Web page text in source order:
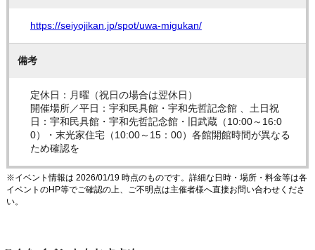
https://seiyojikan.jp/spot/uwa-migukan/
備考
定休日：月曜（祝日の場合は翌休日）
開催場所／平日：宇和民具館・宇和先哲記念館 、土日祝
日：宇和民具館・宇和先哲記念館・旧武蔵（10:00～16:0
0）・末光家住宅（10:00～15：00）各館開館時間が異なる
ため確認を
※イベント情報は 2026/01/19 時点のものです。詳細な日時・場所・料金等は各
イベントのHP等でご確認の上、ご不明点は主催者様へ直接お問い合わせくださ
い。